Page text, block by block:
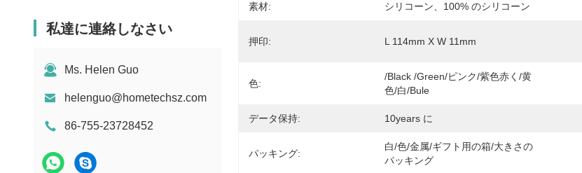
口紅力銀行
締縄 USB のフラッシュ ドライブ
私達に連絡しなさい
Ms. Helen Guo
helenguo@hometechsz.com
86-755-23728452
素材: シリコーン、100% のシリコーン
押印: L 114mm X W 11mm
色:
/Black /Green/ピンク/紫色赤く/黄
色/白/Bule
データ保持: 10years に
パッキング:
白/色/金属/ギフト用の箱/大きさの
パッキング